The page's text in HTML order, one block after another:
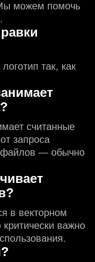
можем помочь
так, как
считанные
запроса
файлов — обычно
в векторном
важно